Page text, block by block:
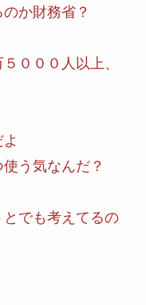
か財務省？
０００人以上、
う気なんだ？
でも考えてるの